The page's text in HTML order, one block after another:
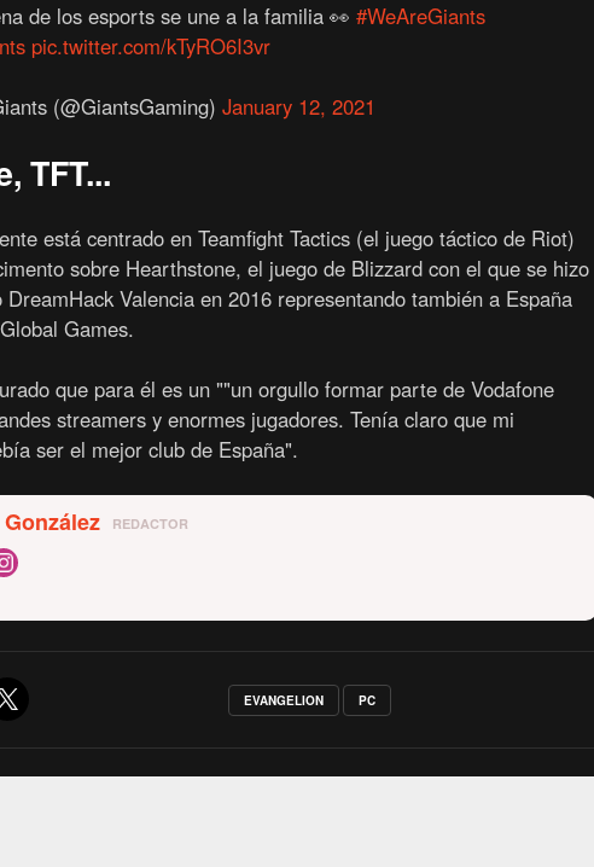
de los esports se une a la familia 👀#WeAreGiants
pic.twitter.com/kTyRO6I3vr
(@GiantsGaming)January 12, 2021
TFT...
está centrado en Teamfight Tactics (el juego táctico de Riot)
sobre Hearthstone, el juego de Blizzard con el que se hizo
DreamHack Valencia en 2016 representando también a España
Games.
que para él es un ""un orgullo formar parte de Vodafone
streamers y enormes jugadores. Tenía claro que mi
ser el mejor club de España".
REDACTOR
EVANGELION PC